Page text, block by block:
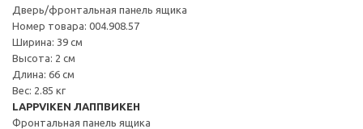
Дверь/фронтальная панель ящика
Номер товара: 004.908.57
Ширина: 39 см
Высота: 2 см
Длина: 66 см
Вес: 2.85 кг
LAPPVIKEN ЛАППВИКЕН
Фронтальная панель ящика